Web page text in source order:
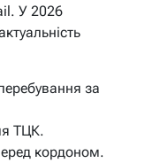
У 2026
за
ТЦК.
кордоном.